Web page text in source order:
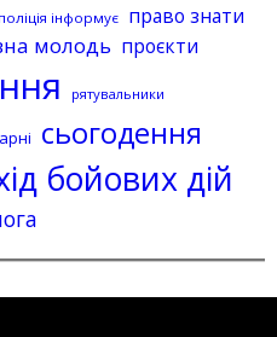
поліція інформує право знати
молодь проєкти
рятувальники
сьогодення
бойових дій